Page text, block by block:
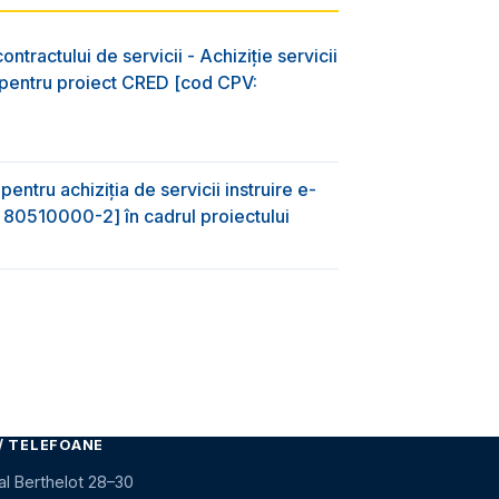
de servicii - Achiziție servicii
proiect CRED [cod CPV:
achiziţia de servicii instruire e-
80510000-2] în cadrul proiectului
TELEFOANE
Berthelot 28–30